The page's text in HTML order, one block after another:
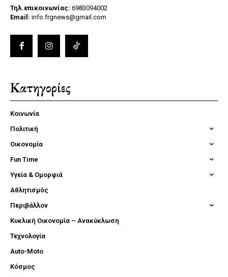
Τηλ.επικοινωνίας: 6983094002
Email: info.frgnews@gmail.com
Κατηγορίες
Κοινωνία
Πολιτική
Οικονομία
Fun Time
Υγεία & Ομορφιά
Αθλητισμός
Περιβάλλον
Κυκλική Οικονομία – Ανακύκλωση
Τεχνολογία
Auto-Moto
Κόσμος